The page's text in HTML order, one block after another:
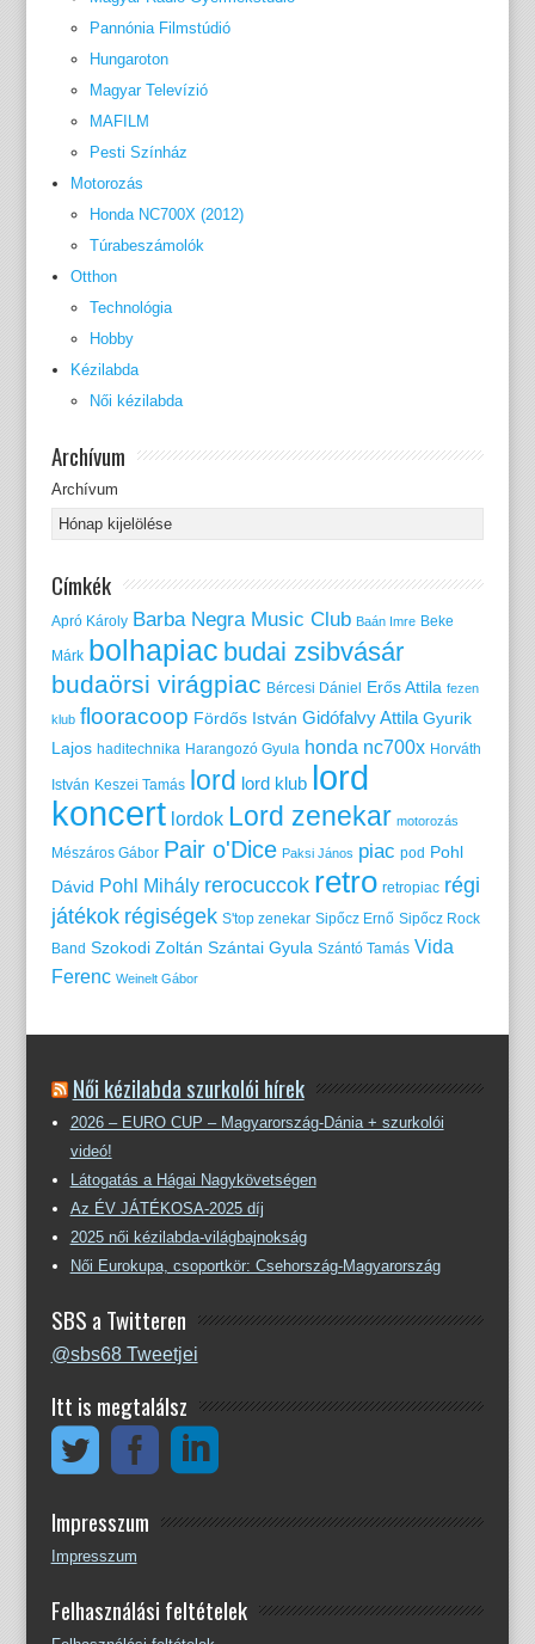
Pannónia Filmstúdió
Hungaroton
Magyar Televízió
MAFILM
Pesti Színház
Motorozás
Honda NC700X (2012)
Túrabeszámolók
Otthon
Technológia
Hobby
Kézilabda
Női kézilabda
Archívum
Archívum
Címkék
Apró Károly Barba Negra Music Club Baán Imre Beke
Márk bolhapiac budai zsibvásár
budaörsi virágpiac Bércesi Dániel Erős Attila fezen
klub flooracoop Fördős István Gidófalvy Attila Gyurik
Lajos haditechnika Harangozó Gyula honda nc700x Horváth
István Keszei Tamás lord lord klub lord
koncert lordok Lord zenekar motorozás
Mészáros Gábor Pair o'Dice Paksi János piac pod Pohl
Dávid Pohl Mihály rerocuccok retro retropiac régi
játékok régiségek S'top zenekar Sipőcz Ernő Sipőcz Rock
Band Szokodi Zoltán Szántai Gyula Szántó Tamás Vida
Ferenc Weinelt Gábor
Női kézilabda szurkolói hírek
2026 – EURO CUP – Magyarország-Dánia + szurkolói
videó!
Látogatás a Hágai Nagykövetségen
Az ÉV JÁTÉKOSA-2025 díj
2025 női kézilabda-világbajnokság
Női Eurokupa, csoportkör: Csehország-Magyarország
SBS a Twitteren
@sbs68 Tweetjei
Itt is megtalálsz
Impresszum
Impresszum
Felhasználási feltételek